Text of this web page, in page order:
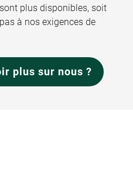
plus disponibles, soit
à nos exigences de
plus sur nous ?